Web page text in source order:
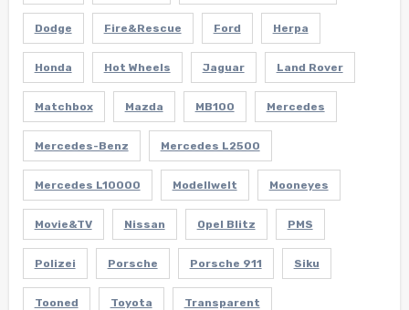
Dodge Fire&Rescue Ford Herpa
Honda Hot Wheels Jaguar Land Rover
Matchbox Mazda MB100 Mercedes
Mercedes-Benz Mercedes L2500
Mercedes L10000 Modellwelt Mooneyes
Movie&TV Nissan Opel Blitz PMS
Polizei Porsche Porsche 911 Siku
Tooned Toyota Transparent